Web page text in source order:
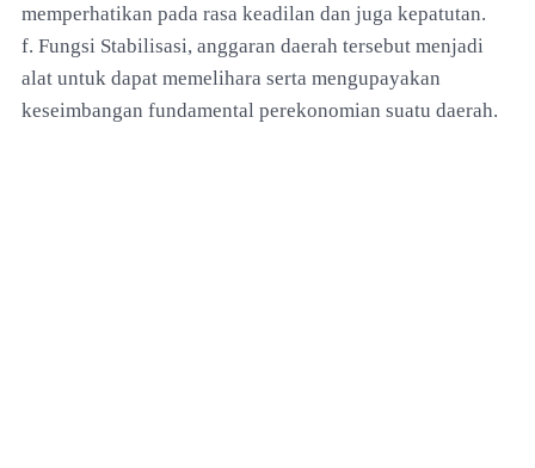
memperhatikan pada rasa keadilan dan juga kepatutan.
f. Fungsi Stabilisasi, anggaran daerah tersebut menjadi
alat untuk dapat memelihara serta mengupayakan
keseimbangan fundamental perekonomian suatu daerah.